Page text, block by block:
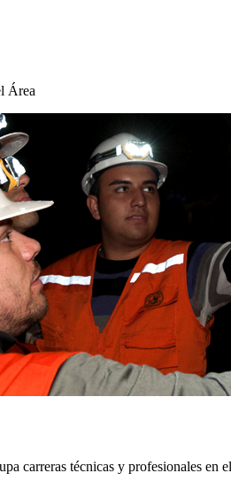
Área
carreras técnicas y profesionales